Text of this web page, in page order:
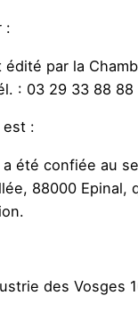
:
par la
: 03 29 33 88 88
est :
été confiée au
88000
des